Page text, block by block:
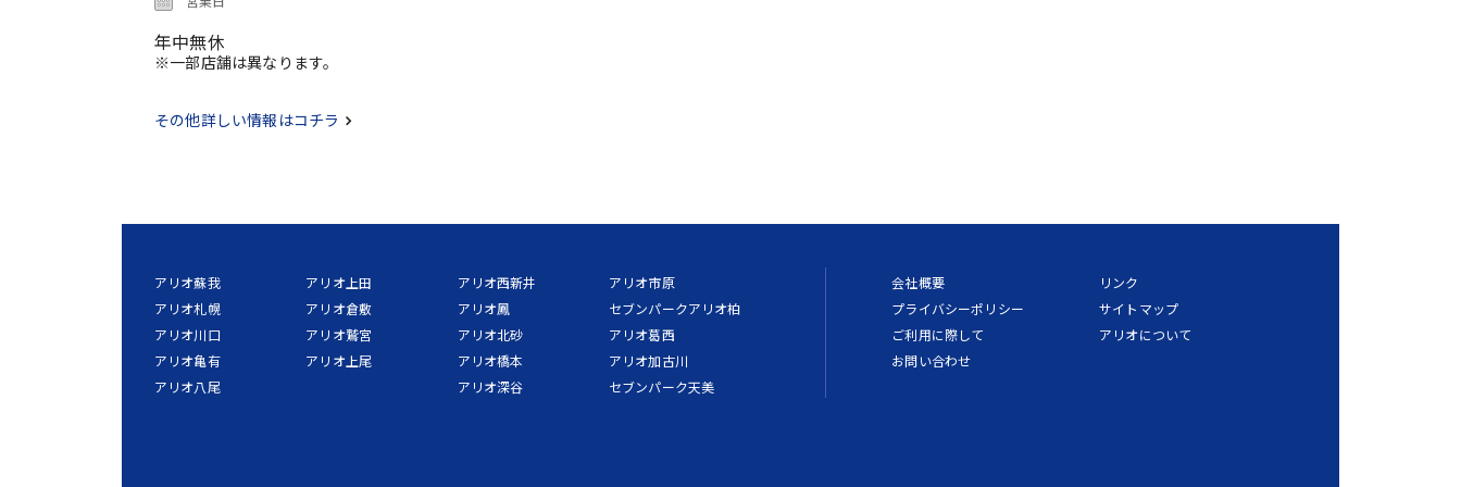
年中無休
※一部店舗は異なります。
その他詳しい情報はコチラ
アリオ蘇我
アリオ札幌
アリオ川口
アリオ亀有
アリオ八尾
アリオ上田
アリオ倉敷
アリオ鷲宮
アリオ上尾
アリオ西新井
アリオ鳳
アリオ北砂
アリオ橋本
アリオ深谷
アリオ市原
セブンパークアリオ柏
アリオ葛西
アリオ加古川
セブンパーク天美
会社概要
プライバシーポリシー
ご利用に際して
お問い合わせ
リンク
サイトマップ
アリオについて